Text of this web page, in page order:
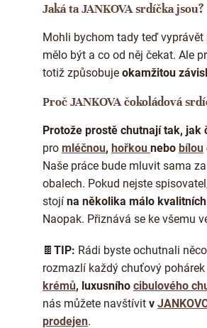
Jaká ta JANKOVA srdíčka jsou?
Mohli bychom tady teď
mělo být a co od něj čekat. Ale
totiž způsobuje okamžitou
Proč JANKOVA čokoládová
Protože prostě chutnají tak,
pro mléčnou, hořkou nebo bílou
Naše práce bude mluvit sama
obalech. Pokud nejste
stojí na několika málo
Naopak. Přiznává se ke všemu
🍫 TIP: Rádi byste ochutnali
rozmazlí každý chuťový
krémů, luxusního cibulového
nás můžete navštívit v
prodejen.